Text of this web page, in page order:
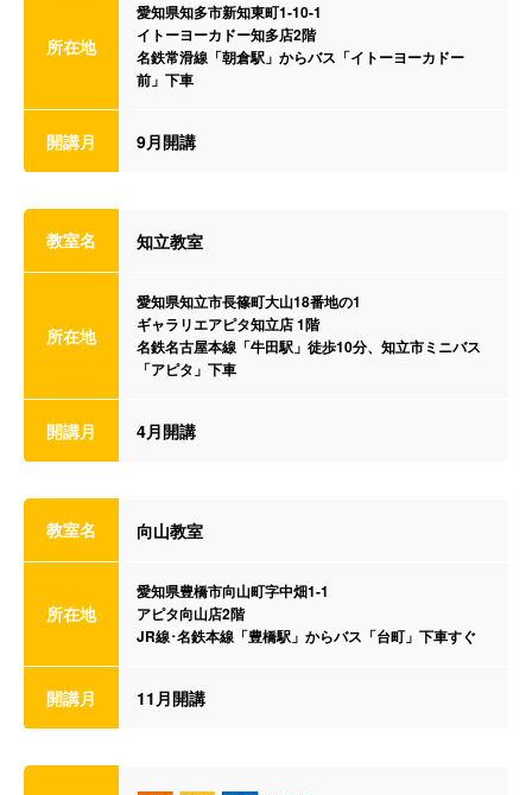
所在地
愛知県知多市新知東町1-10-1
イトーヨーカドー知多店2階
名鉄常滑線「朝倉駅」からバス「イトーヨーカドー
前」下車
開講月 9月開講
教室名 知立教室
所在地
愛知県知立市長篠町大山18番地の1
ギャラリエアピタ知立店 1階
名鉄名古屋本線「牛田駅」徒歩10分、知立市ミニバス
「アピタ」下車
開講月 4月開講
教室名 向山教室
所在地
愛知県豊橋市向山町字中畑1-1
アピタ向山店2階
JR線･名鉄本線「豊橋駅」からバス「台町」下車すぐ
開講月 11月開講